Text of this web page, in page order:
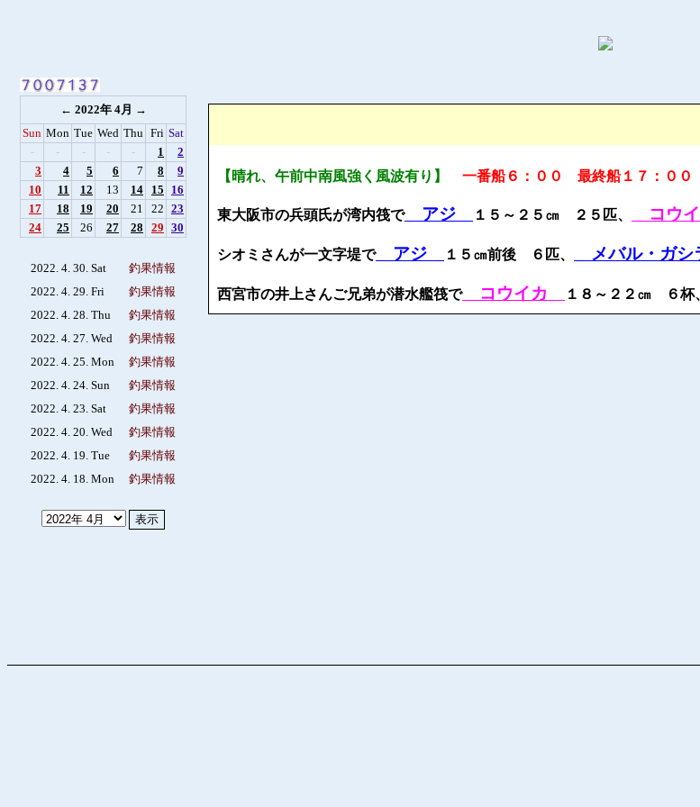
← 2022年 4月 →
Sun Mon Tue Wed Thu Fri Sat
-
- - - - 1
2
3
4 5 6 7 8
9
10
11 12 13 14 15
16
17
18 19 20 21 22 23
24
25 26 27 28 29 30
2022. 4. 30. Sat
釣果情報
2022. 4. 29. Fri
釣果情報
2022. 4. 28. Thu
釣果情報
2022. 4. 27. Wed
釣果情報
2022. 4. 25. Mon
釣果情報
2022. 4. 24. Sun
釣果情報
2022. 4. 23. Sat
釣果情報
2022. 4. 20. Wed
釣果情報
2022. 4. 19. Tue
釣果情報
2022. 4. 18. Mon
釣果情報
【晴れ、午前中南風強く風波有り】 一番船６：００ 最終船１７：００
東大阪市の兵頭氏が湾内筏でアジ １５～２５㎝ ２５匹、 コウ
シオミさんが一文字堤でアジ １５㎝前後 ６匹、 メバル・ガ
西宮市の井上さんご兄弟が潜水艦筏でコウイカ １８～２２㎝ ６杯